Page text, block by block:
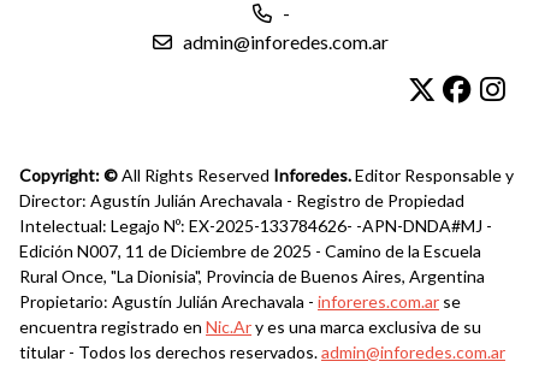
-
admin@inforedes.com.ar
Copyright: ©All Rights Reserved Inforedes.Editor Responsable y
Director: Agustín Julián Arechavala - Registro de Propiedad
Intelectual: Legajo Nº: EX-2025-133784626- -APN-DNDA#MJ -
Edición N007, 11 de Diciembre de 2025 - Camino de la Escuela
Rural Once, "La Dionisia", Provincia de Buenos Aires, Argentina
Propietario: Agustín Julián Arechavala - inforeres.com.ar se
encuentra registrado en Nic.Ary es una marca exclusiva de su
titular - Todos los derechos reservados.admin@inforedes.com.ar